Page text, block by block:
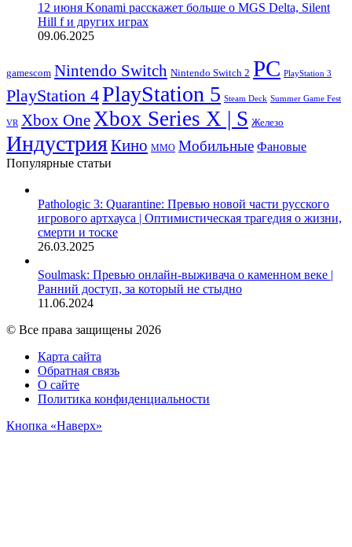
12 июня Konami расскажет больше о MGS Delta, Silent
Hill f и других играх
09.06.2025
gamescom Nintendo Switch Nintendo Switch 2 PC PlayStation 3
PlayStation 4PlayStation 5 Steam Deck Summer Game Fest
VR Xbox OneXbox Series X | S Железо
ИндустрияКино ММО Мобильные Фановые
Популярные статьи
Pathologic 3: Quarantine: Превью новой части русского
игрового артхауса | Оптимистическая трагедия о жизни,
смерти и тоске
26.03.2025
Soulmask: Превью онлайн-выживача о каменном веке |
Ранний доступ, за который не стыдно
11.06.2024
© Все права защищены 2026
Карта сайта
Обратная связь
О сайте
Политика конфиденциальности
Кнопка «Наверх»